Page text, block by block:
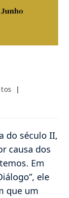
do século II,
causa dos
Em
ele
que um